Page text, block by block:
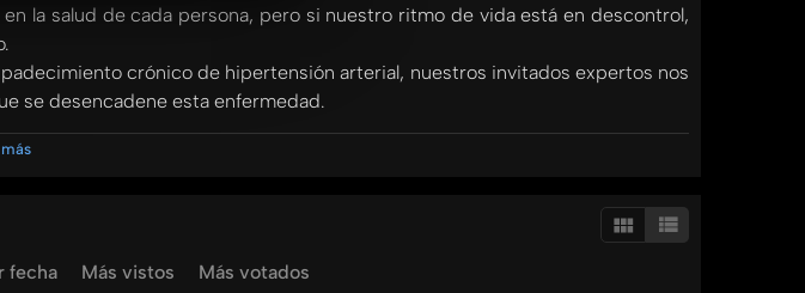
la salud de cada persona, pero si nuestro ritmo de vida está en descontrol,
crónico de hipertensión arterial, nuestros invitados expertos nos
se desencadene esta enfermedad.
fecha Más vistos Más votados